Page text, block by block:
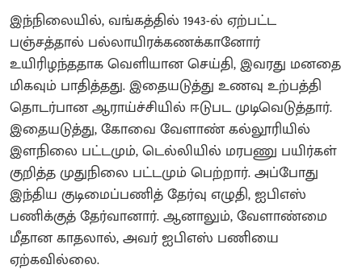
இந்நிலையில், வங்கத்தில் 1943-ல் ஏற்பட்ட
பஞ்சத்தால் பல்லாயிரக்கணக்கானோர்
உயிரிழந்ததாக வெளியான செய்தி, இவரது மனதை
மிகவும் பாதித்தது. இதையடுத்து உணவு உற்பத்தி
தொடர்பான ஆராய்ச்சியில் ஈடுபட முடிவெடுத்தார்.
இதையடுத்து, கோவை வேளாண் கல்லூரியில்
இளநிலை பட்டமும், டெல்லியில் மரபணு பயிர்கள்
குறித்த முதுநிலை பட்டமும் பெற்றார். அப்போது
இந்திய குடிமைப்பணித் தேர்வு எழுதி, ஐபிஎஸ்
பணிக்குத் தேர்வானார். ஆனாலும், வேளாண்மை
மீதான காதலால், அவர் ஐபிஎஸ் பணியை
ஏற்கவில்லை.